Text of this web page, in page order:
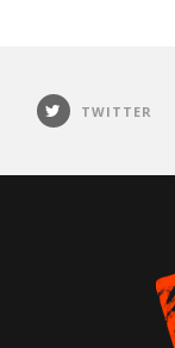
TWITTER